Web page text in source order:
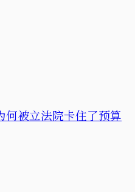
何被立法院卡住了预算